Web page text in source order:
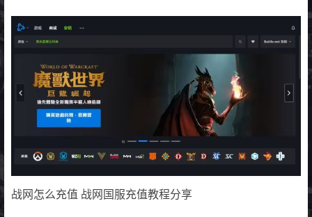
战网怎么充值 战网国服充值教程分享